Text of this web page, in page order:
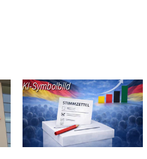
KI-Symbolbild